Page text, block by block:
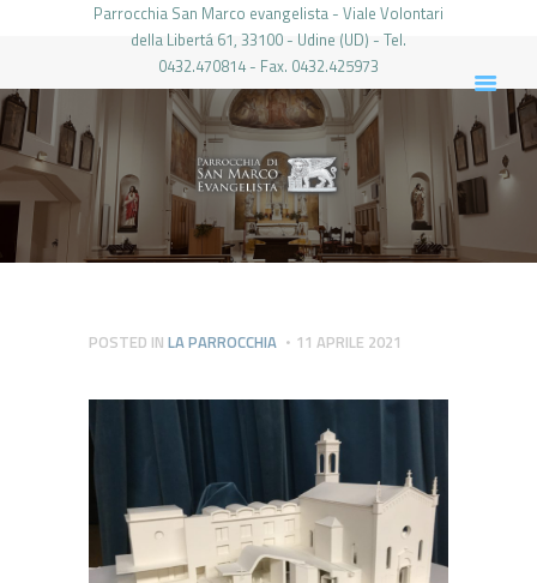
Parrocchia San Marco evangelista - Viale Volontari
della Libertá 61, 33100 - Udine (UD) - Tel.
0432.470814 - Fax. 0432.425973
PARROCCHIA DI SAN MARCO UDINE
HOME
LA PARROCCHIA
IL PARROCO
LE ATTIVITÀ
PIERABECH
CONTATTI
LOGIN
POSTED IN LA PARROCCHIA 11 APRILE 2021